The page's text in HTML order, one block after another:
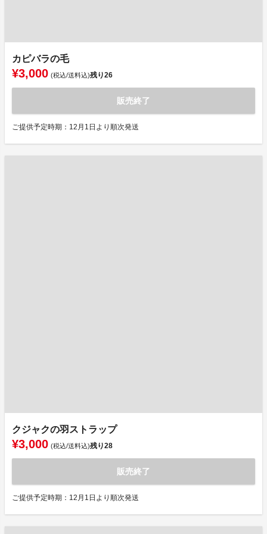
カピバラの毛
¥3,000 (税込/送料込)残り26
販売終了
ご提供予定時期：12月1日より順次発送
クジャクの羽ストラップ
¥3,000 (税込/送料込)残り28
販売終了
ご提供予定時期：12月1日より順次発送